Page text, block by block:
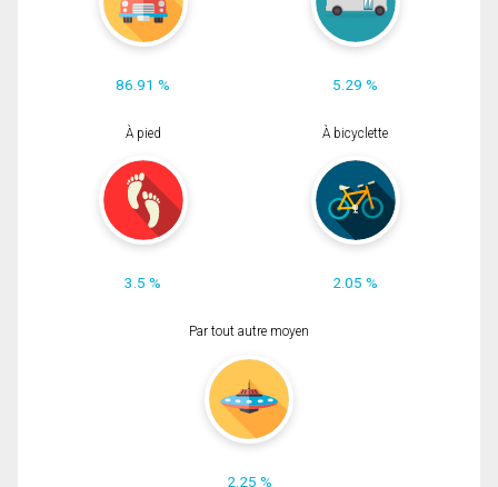
86.91 % 5.29 %
À pied
3.5 %
À bicyclette
2.05 %
Par tout autre moyen
2.25 %